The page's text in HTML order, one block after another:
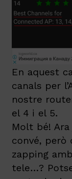
En aquest
canals per
nostre
el 4 i el 5.
Molt bé!
convé, però
zapping
tele…?